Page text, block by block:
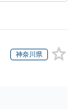
神奈川県